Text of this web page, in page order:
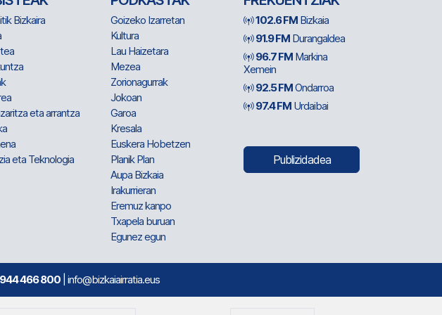
Bizkaira
eta arrantza
eta Teknologia
Goizeko Izarretan
Kultura
Lau Haizetara
Mezea
Zorionagurrak
Jokoan
Garoa
Kresala
Euskera Hobetzen
Planik Plan
Aupa Bizkaia
Irakurrieran
Eremuz kanpo
Txapela buruan
Egunez egun
102.6 FM Bizkaia
91.9 FM Durangaldea
96.7 FM Markina
Xemein
92.5 FMOndarroa
97.4 FM Urdaibai
Publizidadea
944 466 800 | info@bizkaiairratia.eus